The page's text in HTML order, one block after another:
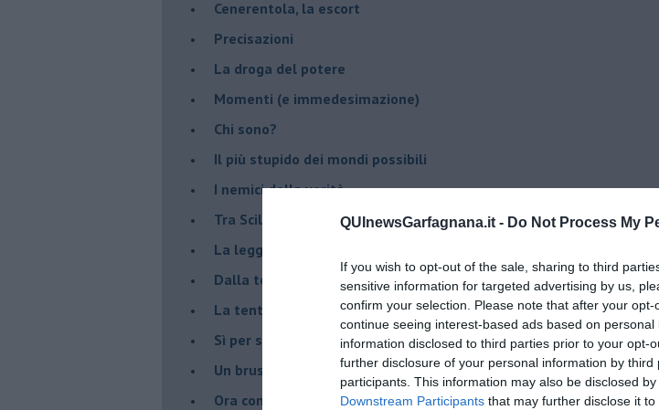
QUInewsGarfagnana.it - Do Not Process My
If you wish to opt-out of the sale, sharing to third
sensitive information for targeted advertising by us,
confirm your selection. Please note that after your
continue seeing interest-based ads based on
information disclosed to third parties prior to your opt-
further disclosure of your personal information by third
participants. This information may also be disclosed
Downstream Participants that may further disclose it to
Cenerentola, la escort
Precisazioni
La droga del potere
Momenti (e immedesimazione)
Chi sono?
Il più stupido dei mondi possibili
I nemici della verità
Tra Scilla e Cariddi
La legge del più forte
Dalla terra alla luna
La tentazione
​Sì per sempre? O no al momento?
Un brusco risveglio
Ora come allora